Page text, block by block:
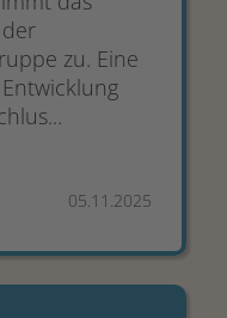
zu. Eine
05.11.2025